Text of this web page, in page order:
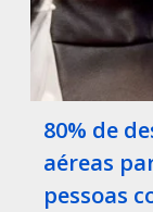
80% de
aéreas
pessoas